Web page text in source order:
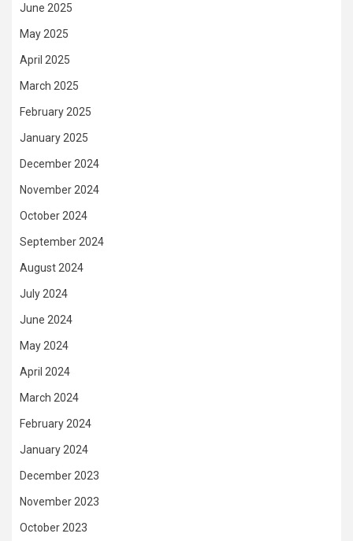
June 2025
May 2025
April 2025
March 2025
February 2025
January 2025
December 2024
November 2024
October 2024
September 2024
August 2024
July 2024
June 2024
May 2024
April 2024
March 2024
February 2024
January 2024
December 2023
November 2023
October 2023